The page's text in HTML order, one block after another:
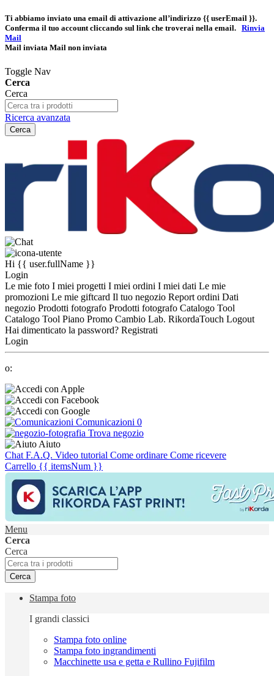
Ti abbiamo inviato una email di attivazione all’indirizzo {{ userEmail }}.
Conferma il tuo account cliccando sul link che troverai nella email. Rinvia
Mail
Mail inviata Mail non inviata
Toggle Nav
Cerca
Cerca
Ricerca avanzata
Cerca
Hi {{ user.fullName }}
Login
Le mie foto I miei progetti I miei ordini I miei dati Le mie
promozioni Le mie giftcard Il tuo negozio Report ordini Dati
negozio Prodotti fotografo Prodotti fotografo Catalogo Tool
Catalogo Tool Piano Promo Cambio Lab. RikordaTouch Logout
Hai dimenticato la password? Registrati
Login
o:
Comunicazioni 0
Trova negozio
Aiuto
Chat F.A.Q. Video tutorial Come ordinare Come ricevere
Carrello {{ itemsNum }}
Menu
Cerca
Cerca
Cerca
Stampa foto
I grandi classici
Stampa foto online
Stampa foto ingrandimenti
Macchinette usa e getta e Rullino Fujifilm